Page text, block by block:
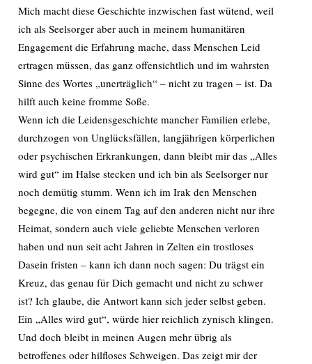
Mich macht diese Geschichte inzwischen fast wütend, weil
ich als Seelsorger aber auch in meinem humanitären
Engagement die Erfahrung mache, dass Menschen Leid
ertragen müssen, das ganz offensichtlich und im wahrsten
Sinne des Wortes „unerträglich“ – nicht zu tragen – ist. Da
hilft auch keine fromme Soße.
Wenn ich die Leidensgeschichte mancher Familien erlebe,
durchzogen von Unglücksfällen, langjährigen körperlichen
oder psychischen Erkrankungen, dann bleibt mir das „Alles
wird gut“ im Halse stecken und ich bin als Seelsorger nur
noch demütig stumm. Wenn ich im Irak den Menschen
begegne, die von einem Tag auf den anderen nicht nur ihre
Heimat, sondern auch viele geliebte Menschen verloren
haben und nun seit acht Jahren in Zelten ein trostloses
Dasein fristen – kann ich dann noch sagen: Du trägst ein
Kreuz, das genau für Dich gemacht und nicht zu schwer
ist? Ich glaube, die Antwort kann sich jeder selbst geben.
Ein „Alles wird gut“, würde hier reichlich zynisch klingen.
Und doch bleibt in meinen Augen mehr übrig als
betroffenes oder hilfloses Schweigen. Das zeigt mir der